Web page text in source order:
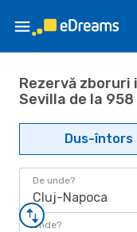
Rezervă zboruri
Sevilla de la 958
Dus-întors
De unde?
Cluj-Napoca
Unde?